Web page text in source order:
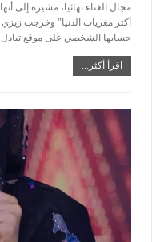
مجال الغناء نهائيا، مشيرة إلى
أكثر مغريات الدنيا" وخرجت زيزي
حسابها الشخصي على موقع تبادل
اقرأ أكثر...